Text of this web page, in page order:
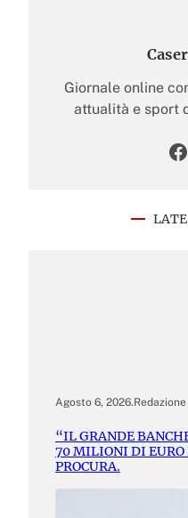
Giornale online
attualità e sport
Facebook
Agosto 6, 2026.Redazione
“IL GRANDE
70 MILIONI DI
PROCURA.